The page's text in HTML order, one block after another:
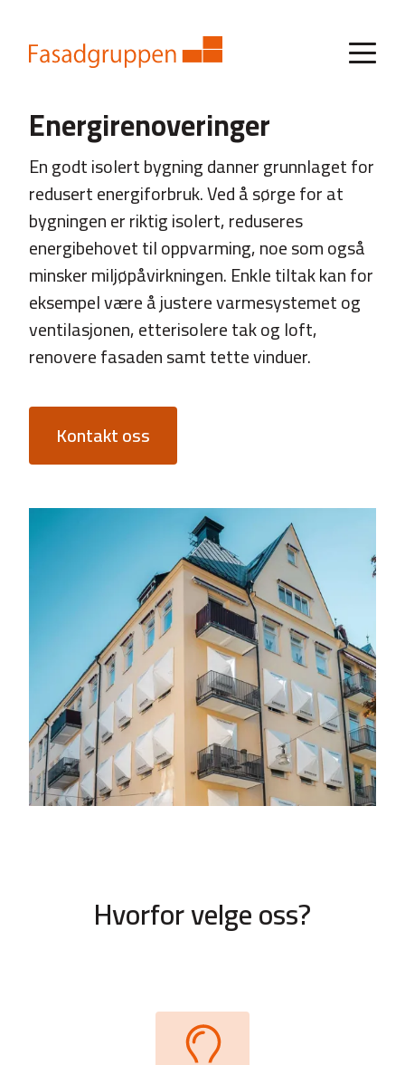
Energirenoveringer
En godt isolert bygning danner grunnlaget for
redusert energiforbruk. Ved å sørge for at
bygningen er riktig isolert, reduseres
energibehovet til oppvarming, noe som også
minsker miljøpåvirkningen. Enkle tiltak kan for
eksempel være å justere varmesystemet og
ventilasjonen, etterisolere tak og loft,
renovere fasaden samt tette vinduer.
Kontakt oss
Hvorfor velge oss?